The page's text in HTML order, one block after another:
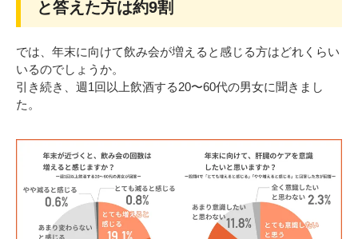
と答えた方は約9割
では、年末に向けて飲み会が増えると感じる方はどれくらい
いるのでしょうか。
引き続き、週1回以上飲酒する20〜60代の男女に聞きまし
た。